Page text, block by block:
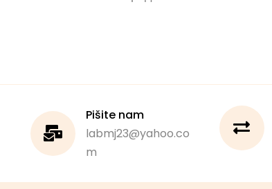
Pišite nam
labmj23@yahoo.co
m